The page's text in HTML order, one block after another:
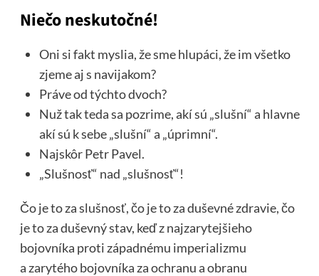
Niečo neskutočné!
Oni si fakt myslia, že sme hlupáci, že im všetko
zjeme aj s navijakom?
Práve od týchto dvoch?
Nuž tak teda sa pozrime, akí sú „slušní“ a hlavne
akí sú k sebe „slušní“ a „úprimní“.
Najskôr Petr Pavel.
„Slušnosť“ nad „slušnosť“!
Čo je to za slušnosť, čo je to za duševné zdravie, čo
je to za duševný stav, keď z najzarytejšieho
bojovníka proti západnému imperializmu
a zarytého bojovníka za ochranu a obranu